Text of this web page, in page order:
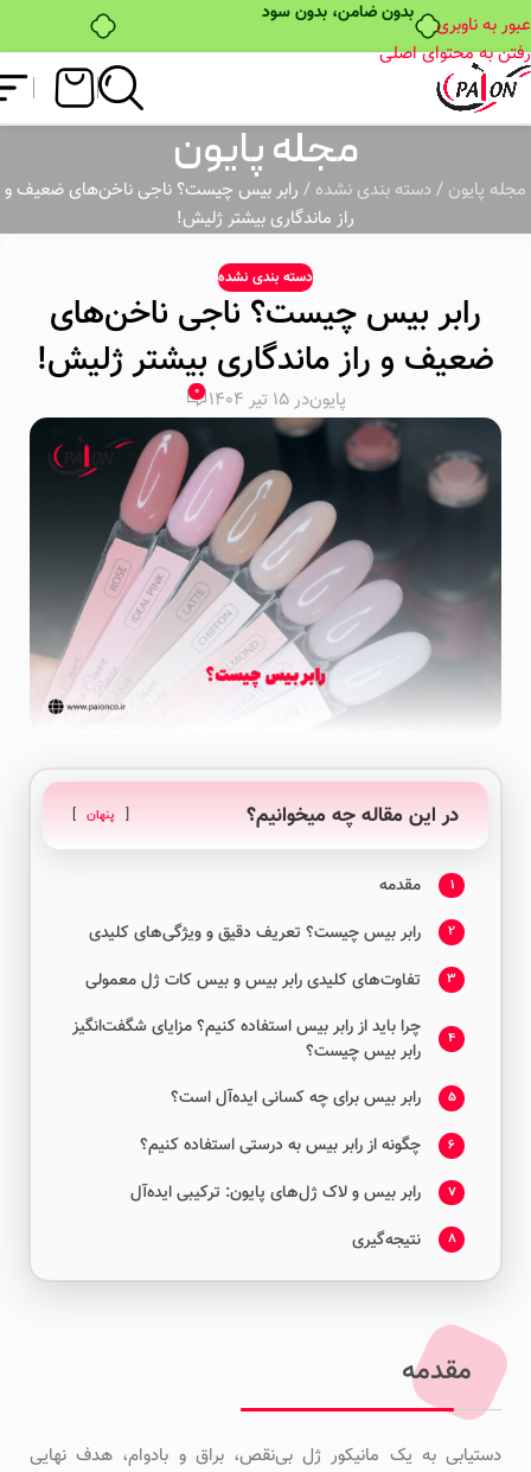
عبور به ناوبری
رفتن به محتوای اصلی
مجله پایون
مجله پایون / دسته بندی نشده / رابر بیس چیست؟ ناجی ناخن‌های ضعیف و
راز ماندگاری بیشتر ژلیش!
دسته بندی نشده
رابر بیس چیست؟ ناجی ناخن‌های
ضعیف و راز ماندگاری بیشتر ژلیش!
پایوندر 15 تیر 1404 0
در این مقاله چه میخوانیم؟ پنهان
1 مقدمه
2 رابر بیس چیست؟ تعریف دقیق و ویژگی‌های کلیدی
3 تفاوت‌های کلیدی رابر بیس و بیس کات ژل معمولی
4
چرا باید از رابر بیس استفاده کنیم؟ مزایای شگفت‌انگیز
رابر بیس چیست؟
5 رابر بیس برای چه کسانی ایده‌آل است؟
6 چگونه از رابر بیس به درستی استفاده کنیم؟
7 رابر بیس و لاک ژل‌های پایون: ترکیبی ایده‌آل
8 نتیجه‌گیری
مقدمه
دستیابی به یک مانیکور ژل بی‌نقص، براق و بادوام، هدف نهایی